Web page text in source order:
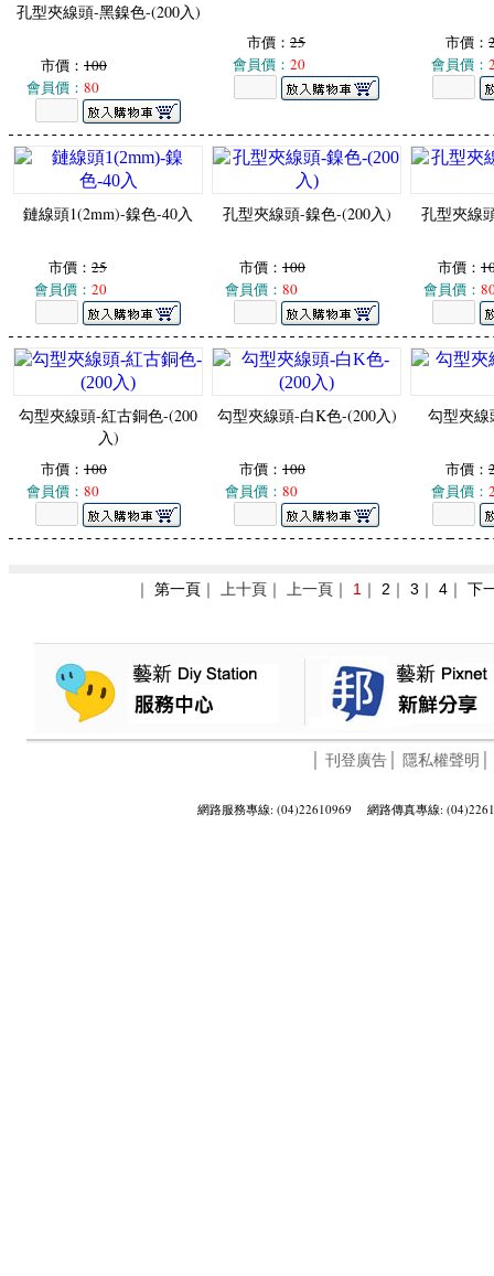
孔型夾線頭-黑鎳色-(200入)
市價： 100
會員價： 80
市價： 25
會員價： 20
市價：
會員價：
鏈線頭1(2mm)-鎳色-40入
市價： 25
會員價： 20
孔型夾線頭-鎳色-(200入)
市價： 100
會員價： 80
孔型夾線
市價：
會員價：
勾型夾線頭-紅古銅色-(200
入)
市價： 100
會員價： 80
勾型夾線頭-白K色-(200入)
市價： 100
會員價： 80
勾型夾線
市價：
會員價：
｜ 第一頁 ｜ 上十頁｜ 上一頁｜ 1 ｜ 2 ｜ 3 ｜ 4 ｜ 下
刊登廣告│ 隱私權聲明
網路服務專線: (04)22610969 網路傳真專線: